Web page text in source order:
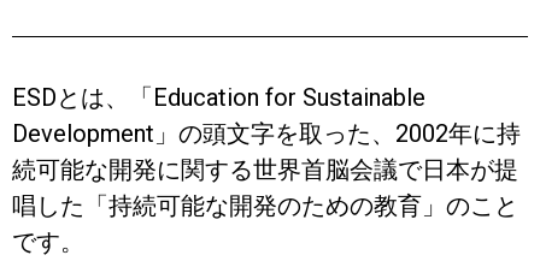
ESDとは、「Education for Sustainable
Development」の頭文字を取った、2002年に持
続可能な開発に関する世界首脳会議で日本が提
唱した「持続可能な開発のための教育」のこと
です。